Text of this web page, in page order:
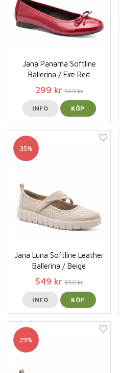
Jana Panama Softline
Ballerina / Fire Red
299 kr 500 kr
INFO KÖP
35%
Jana Luna Softline Leather
Ballerina / Beige
549 kr 850 kr
INFO KÖP
29%